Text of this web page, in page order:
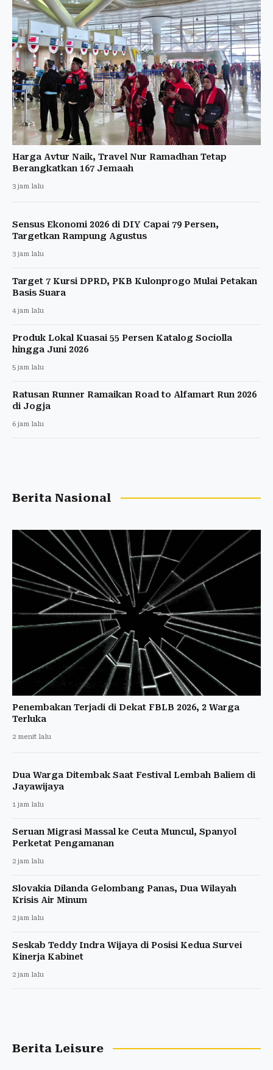
Harga Avtur Naik, Travel Nur Ramadhan Tetap
Berangkatkan 167 Jemaah
3 jam lalu
Sensus Ekonomi 2026 di DIY Capai 79 Persen,
Targetkan Rampung Agustus
3 jam lalu
Target 7 Kursi DPRD, PKB Kulonprogo Mulai Petakan
Basis Suara
4 jam lalu
Produk Lokal Kuasai 55 Persen Katalog Sociolla
hingga Juni 2026
5 jam lalu
Ratusan Runner Ramaikan Road to Alfamart Run 2026
di Jogja
6 jam lalu
Berita Nasional
Penembakan Terjadi di Dekat FBLB 2026, 2 Warga
Terluka
2 menit lalu
Dua Warga Ditembak Saat Festival Lembah Baliem di
Jayawijaya
1 jam lalu
Seruan Migrasi Massal ke Ceuta Muncul, Spanyol
Perketat Pengamanan
2 jam lalu
Slovakia Dilanda Gelombang Panas, Dua Wilayah
Krisis Air Minum
2 jam lalu
Seskab Teddy Indra Wijaya di Posisi Kedua Survei
Kinerja Kabinet
2 jam lalu
Berita Leisure